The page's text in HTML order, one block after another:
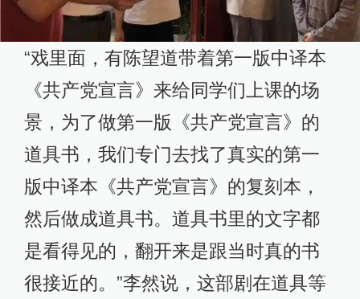
“戏里面，有陈望道带着第一版中译本
《共产党宣言》来给同学们上课的场
景，为了做第一版《共产党宣言》的
道具书，我们专门去找了真实的第一
版中译本《共产党宣言》的复刻本，
然后做成道具书。道具书里的文字都
是看得见的，翻开来是跟当时真的书
很接近的。”李然说，这部剧在道具等